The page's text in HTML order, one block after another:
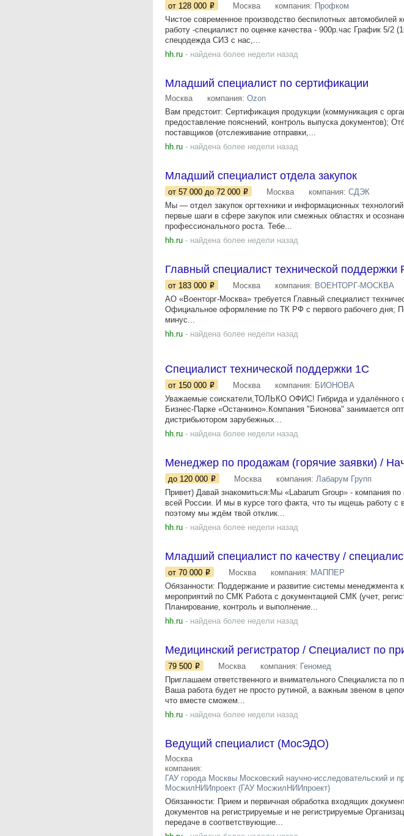
от 128 000 Москва компания: Профком
Чистое современное производство беспилотных автомобилей
работу -специалист по оценке качества - 900р.час График 5/2
спецодежда СИЗ с нас,...
hh.ru - найдена более недели назад
Младший специалист по сертификации
Москва компания: Ozon
Вам предстоит: Сертификация продукции (коммуникация с
предоставление пояснений, контроль выпуска документов);
поставщиков (отслеживание отправки,...
hh.ru - найдена более недели назад
Младший специалист отдела закупок
от 57 000 до 72 000 Москва компания: СДЭК
Мы — отдел закупок оргтехники и информационных
первые шаги в сфере закупок или смежных областях и
профессионального роста. Тебе...
hh.ru - найдена более недели назад
Главный специалист технической
от 183 000 Москва компания: ВОЕНТОРГ-МОСКВА
АО «Военторг-Москва» требуется Главный специалист
Официальное оформление по ТК РФ с первого рабочего дня;
минус...
hh.ru - найдена более недели назад
Специалист технической поддержки 1С
от 150 000 Москва компания: БИОНОВА
Уважаемые соискатели,ТОЛЬКО ОФИС! Гибрида и удалённого
Бизнес-Парке «Останкино».Компания "Бионова" занимается
дистрибьютором зарубежных...
hh.ru - найдена более недели назад
Менеджер по продажам (горячие заявки) /
до 120 000 Москва компания: Лабарум Групп
Привет) Давай знакомиться:Мы «Labarum Group» - компания по
всей России. И мы в курсе того факта, что ты ищешь работу с
поэтому мы ждём твой отклик...
hh.ru - найдена более недели назад
Младший специалист по качеству /
от 70 000 Москва компания: МАППЕР
Обязанности: Поддержание и развитие системы менеджмента
мероприятий по СМК Работа с документацией СМК (учет,
Планирование, контроль и выполнение...
hh.ru - найдена более недели назад
Медицинский регистратор / Специалист по
79 500 Москва компания: Геномед
Приглашаем ответственного и внимательного Специалиста
Ваша работа будет не просто рутиной, а важным звеном в
что вместе сможем...
hh.ru - найдена более недели назад
Ведущий специалист (МосЭДО)
Москва
компания:
ГАУ города Москвы Московский научно-исследовательский и
МосжилНИИпроект (ГАУ МосжилНИИпроект)
Обязанности: Прием и первичная обработка входящих
документов на регистрируемые и не регистрируемые
передаче в соответствующие...